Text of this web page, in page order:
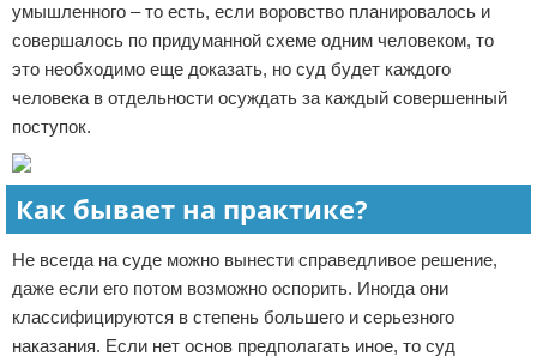
умышленного – то есть, если воровство планировалось и
совершалось по придуманной схеме одним человеком, то
это необходимо еще доказать, но суд будет каждого
человека в отдельности осуждать за каждый совершенный
поступок.
Как бывает на практике?
Не всегда на суде можно вынести справедливое решение,
даже если его потом возможно оспорить. Иногда они
классифицируются в степень большего и серьезного
наказания. Если нет основ предполагать иное, то суд